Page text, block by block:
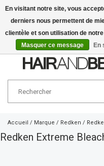
Accueil / Marque / Redken /
Redken Extreme
En visitant notre site, vous
derniers nous permettent de
clientèle et son utilisation de
Masquer ce message
En